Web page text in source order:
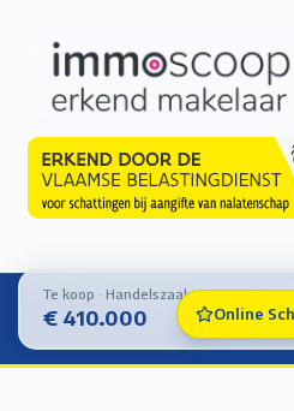
Te koop · Handelszaak
€ 410.000
© 2026Immo De Laet — Alle
Cookie-
Website door
Online